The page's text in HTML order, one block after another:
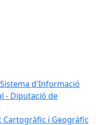
d'Informació
- Diputació de
i Geogràfic